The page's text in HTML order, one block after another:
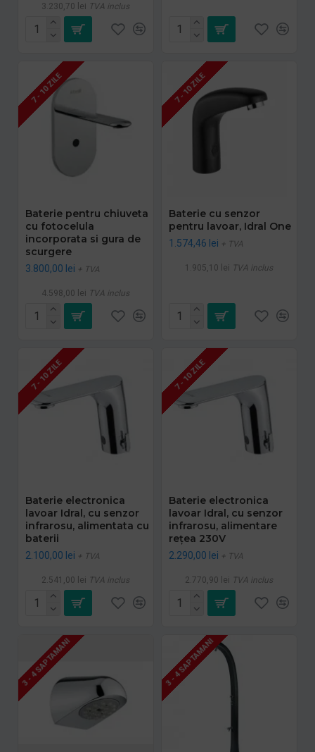
3.230,70 lei TVA inclus
7 - 10 ZILE
Baterie pentru chiuveta
cu fotocelula
incorporata si gura de
scurgere
3.800,00 lei + TVA
4.598,00 lei TVA inclus
7 - 10 ZILE
Baterie cu senzor
pentru lavoar, Idral One
1.574,46 lei + TVA
1.905,10 lei TVA inclus
7 - 10 ZILE
Baterie electronica
lavoar Idral, cu senzor
infrarosu, alimentata cu
baterii
2.100,00 lei + TVA
2.541,00 lei TVA inclus
7 - 10 ZILE
Baterie electronica
lavoar Idral, cu senzor
infrarosu, alimentare
rețea 230V
2.290,00 lei + TVA
2.770,90 lei TVA inclus
3 - 4 SAPTAMANI 3 - 4 SAPTAMANI